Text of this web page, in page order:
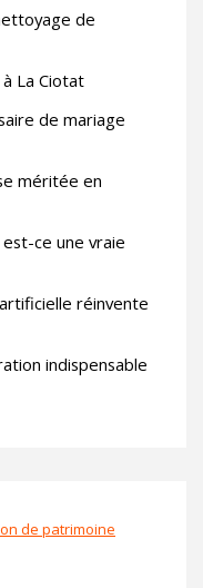
de
La Ciotat
de mariage
méritée en
ce une vraie
réinvente
indispensable
de patrimoine